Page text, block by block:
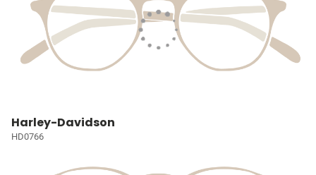
Harley-Davidson
HD0766